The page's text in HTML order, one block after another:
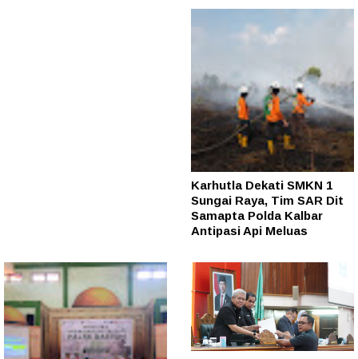
Karhutla Dekati SMKN 1
Sungai Raya, Tim SAR Dit
Samapta Polda Kalbar
Antipasi Api Meluas